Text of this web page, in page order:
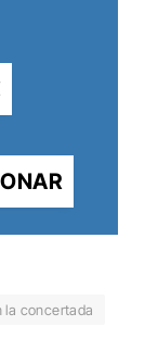
la concertada